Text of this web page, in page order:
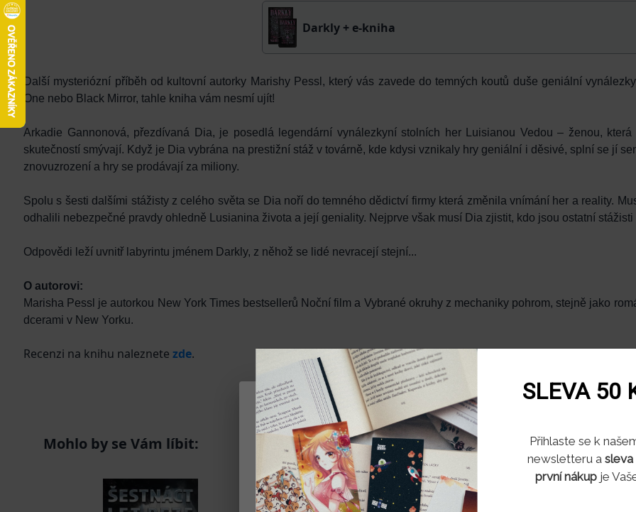
Darkly + e-kniha
Další mysteriózní příběh od kultovní autorky Marishy Pessl, který vás zavede do temných koutů duše geniální
One nebo Black Mirror, tahle kniha vám nesmí ujít!
Arkadie Gannonová, přezdívaná Dia, je posedlá legendární vynálezkyní stolních her Luisianou Vedou – ženou,
skutečností smývají. Když je Dia vybrána na prestižní stáž v továrně, kde kdysi vznikaly hry geniální i děsivé, splní se jí
znovuzrození a hry se prodávají za miliony.
Spolu s šesti dalšími stážisty z celého světa se Dia noří do temného dědictví firmy která změnila vnímání her a reality.
odhalili nebezpečné pravdy ohledně Lusianina života a její geniality. Nejprve však musí Dia zjistit, kdo jsou ostatní
Odpovědi leží uvnitř labyrintu jménem Darkly, z něhož se lidé nevracejí stejní...
O autorovi:
Marisha Pessl je autorkou New York Times bestsellerů Noční film a Vybrané okruhy z mechaniky pohrom, stejně jako
dcerami v New Yorku.
Recenzi na knihu naleznete zde.
ZOBRAZIT
Mohlo by se Vám líbit:
Souhlas s využitím
Na našem webu pracujeme se soubory cookies, které nám pomáhají
služby a personalizovat nabídky.
Soubory cookies si pamatují, co a jak ve svém prohlížeči na daném
SLEVA 50
Přihlaste se k
newsletteru a sleva
první nákupje